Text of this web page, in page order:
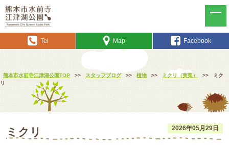
Tel Map Facebook
熊本市水前寺江津湖公園TOP >> スタッフブログ >> 植物 >> ミクリ（実栗） >>
ミク
リ
2026年05月29日
ミクリ